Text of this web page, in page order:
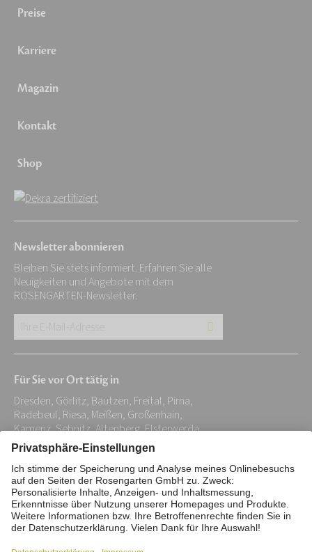
Preise
Karriere
Magazin
Kontakt
Shop
Newsletter abonnieren
Bleiben Sie stets informiert. Erfahren Sie alle
Neuigkeiten und Angebote mit dem
ROSENGARTEN-Newsletter.
Adresse:
*
Für Sie vor Ort tätig in
Dresden, Görlitz, Bautzen, Freital, Pirna,
Radebeul, Riesa, Meißen, Großenhain,
Kamenz, Sebnitz, Altenberg, Elsterwerda,
Gröditz, Bernsdorf
Impressum Datenschutz
Stiftung
Interne Meldestelle
Zahlungsmittel